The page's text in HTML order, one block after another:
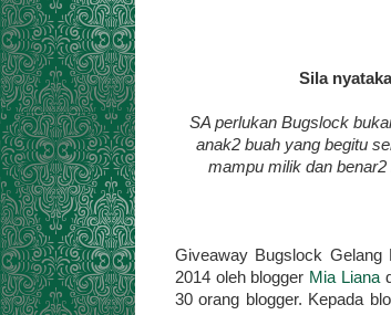
Sila
SA perlukan Bugslock
anak2 buah yang begitu
mampu milik dan
Giveaway Bugslock Gelang
2014 oleh blogger Mia Liana
30 orang blogger. Kepada